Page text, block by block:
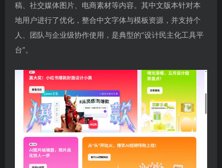
稿、社交媒体图片、电商素材等内容。其中文版本针对本
地用户进行了优化，整合中文字体与模板资源，并支持个
人、团队与企业级协作使用，是典型的“设计民主化工具平
台”。